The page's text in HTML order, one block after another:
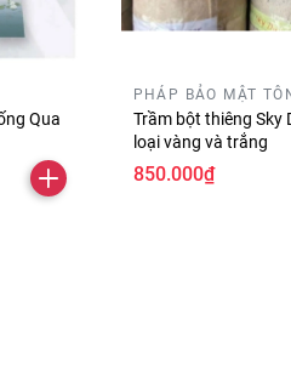
Qua
PHÁP BẢO MẬT
Trầm bột thiêng Sky
loại vàng và trắng
850.000₫